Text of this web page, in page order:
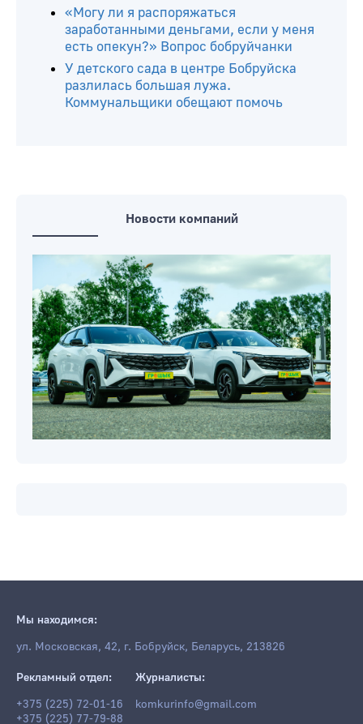
«Могу ли я распоряжаться
заработанными деньгами, если у меня
есть опекун?» Вопрос бобруйчанки
У детского сада в центре Бобруйска
разлилась большая лужа.
Коммунальщики обещают помочь
Новости компаний
Мы находимся:
ул. Московская, 42, г. Бобруйск, Беларусь, 213826
Рекламный отдел:
+375 (225) 72-01-16
+375 (225) 77-79-88
Журналисты:
komkurinfo@gmail.com